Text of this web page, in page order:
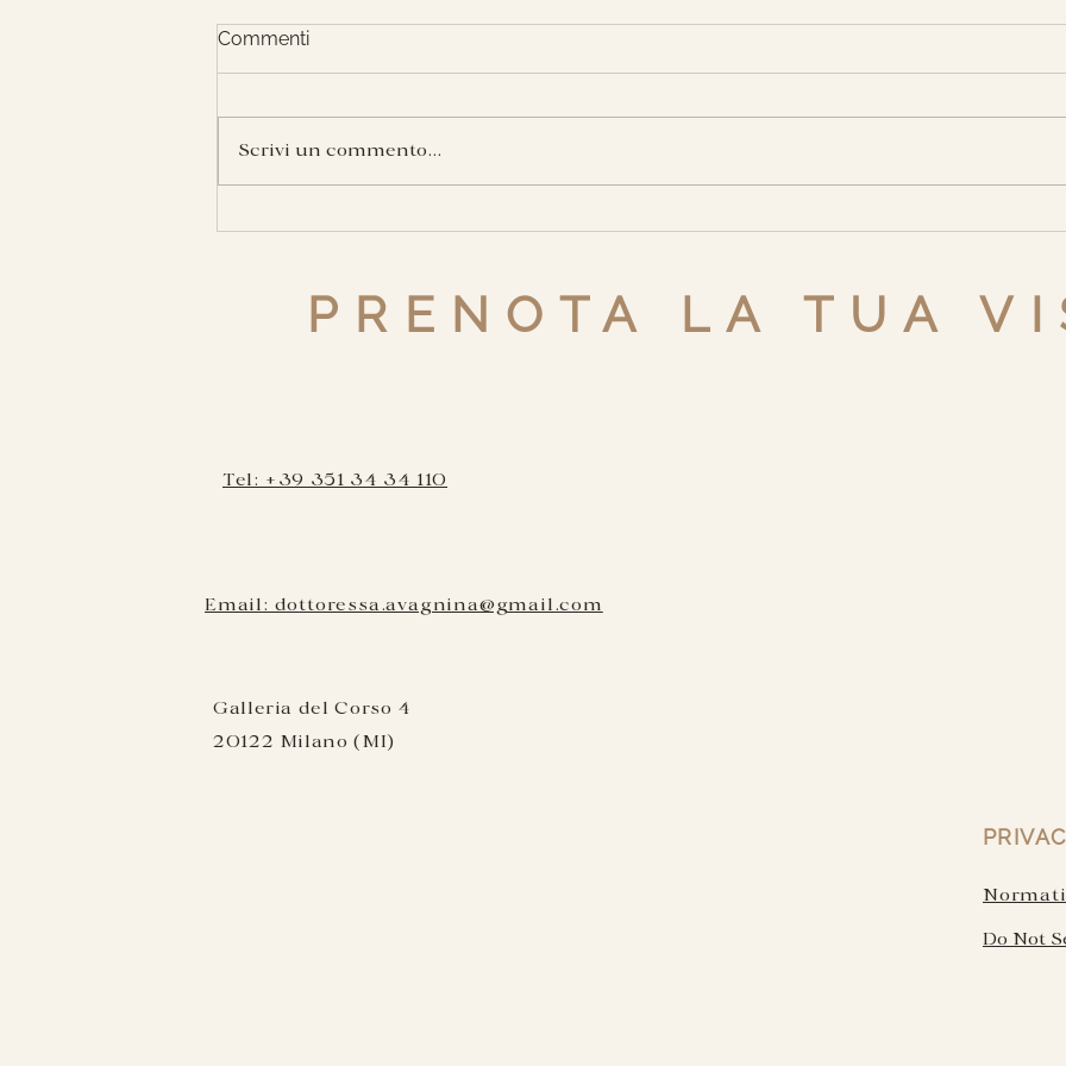
Commenti
Scrivi un commento...
PRENOTA LA TUA
Tel: +39 351 34 34 110
Email: dottoressa.avagnina@gmail.com
Galleria del Corso 4
20122 Milano (MI)
Do Not